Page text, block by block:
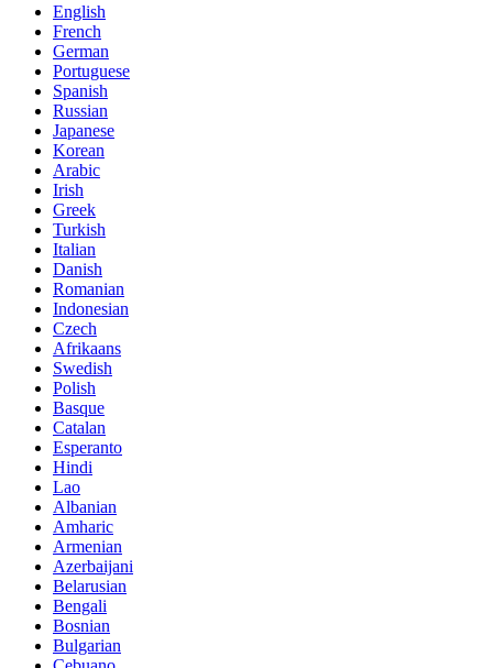
English
French
German
Portuguese
Spanish
Russian
Japanese
Korean
Arabic
Irish
Greek
Turkish
Italian
Danish
Romanian
Indonesian
Czech
Afrikaans
Swedish
Polish
Basque
Catalan
Esperanto
Hindi
Lao
Albanian
Amharic
Armenian
Azerbaijani
Belarusian
Bengali
Bosnian
Bulgarian